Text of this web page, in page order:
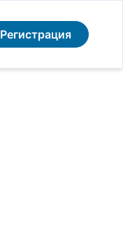
Регистрация